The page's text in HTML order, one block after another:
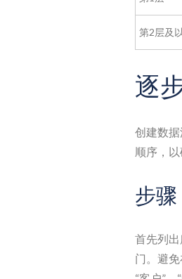
第2层及
逐
创建数
顺序，
步
首先列
门。避